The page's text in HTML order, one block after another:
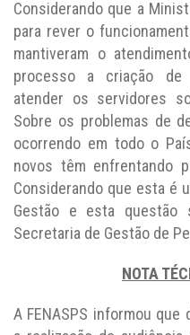
Considerando que a
para rever o
mantiveram o
processo a criação de
atender os servidores
Sobre os problemas de
ocorrendo em todo o
novos têm enfrentando
Considerando que esta é
Gestão e esta questão
Secretaria de Gestão de
NOTA
A FENASPS informou